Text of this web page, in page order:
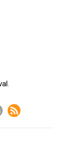
.